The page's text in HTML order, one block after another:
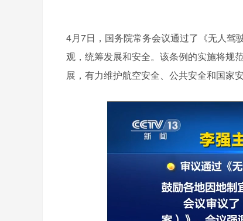
4月7日，国务院常务会议通过了《无人驾
观，统筹发展和安全。该条例的实施将规
展，有力维护航空安全、公共安全和国家安